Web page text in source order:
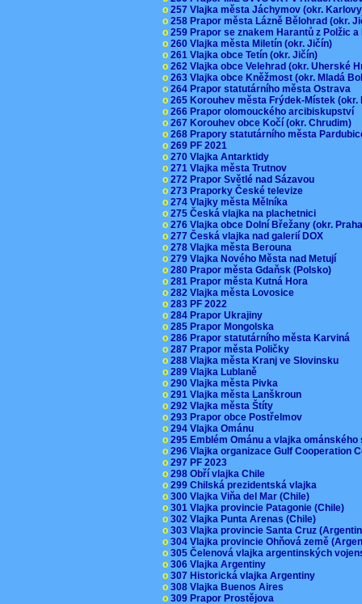
o 257 Vlajka města Jáchymov (okr.
o 258 Prapor města Lázně Bělohrad (okr.
o 259 Prapor se znakem Harantů z Polžic
o 260 Vlajka města Miletín (okr. Jičín)
o 261 Vlajka obce Tetín (okr. Jičín)
o 262 Vlajka obce Velehrad (okr. Uherské
o 263 Vlajka obce Kněžmost (okr. Mladá
o 264 Prapor statutárního města Ostrava
o 265 Korouhev města Frýdek-Místek
o 266 Prapor olomouckého arcibiskupství
o 267 Korouhev obce Kočí (okr. Chrudim)
o 268 Prapory statutárního města
o 269 PF 2021
o 270 Vlajka Antarktidy
o 271 Vlajka města Trutnov
o 272 Prapor Světlé nad Sázavou
o 273 Praporky České televize
o 274 Vlajky města Mělníka
o 275 Česká vlajka na plachetnici
o 276 Vlajka obce Dolní Břežany (okr.
o 277 Česká vlajka nad galerií DOX
o 278 Vlajka města Berouna
o 279 Vlajka Nového Města nad Metují
o 280 Prapor města Gdaňsk (Polsko)
o 281 Prapor města Kutná Hora
o 282 Vlajka města Lovosice
o 283 PF 2022
o 284 Prapor Ukrajiny
o 285 Prapor Mongolska
o 286 Prapor statutárního města Karviná
o 287 Prapor města Poličky
o 288 Vlajka města Kranj ve Slovinsku
o 289 Vlajka Lublaně
o 290 Vlajka města Pivka
o 291 Vlajka města Lanškroun
o 292 Vlajka města Štíty
o 293 Prapor obce Postřelmov
o 294 Vlajka Ománu
o 295 Emblém Ománu a vlajka
o 296 Vlajka organizace Gulf Cooperation
o 297 PF 2023
o 298 Obří vlajka Chile
o 299 Chilská prezidentská vlajka
o 300 Vlajka Viňa del Mar (Chile)
o 301 Vlajka provincie Patagonie (Chile)
o 302 Vlajka Punta Arenas (Chile)
o 303 Vlajka provincie Santa Cruz
o 304 Vlajka provincie Ohňová země
o 305 Čelenová vlajka argentinských
o 306 Vlajka Argentiny
o 307 Historická vlajka Argentiny
o 308 Vlajka Buenos Aires
o 309 Prapor Prostějova